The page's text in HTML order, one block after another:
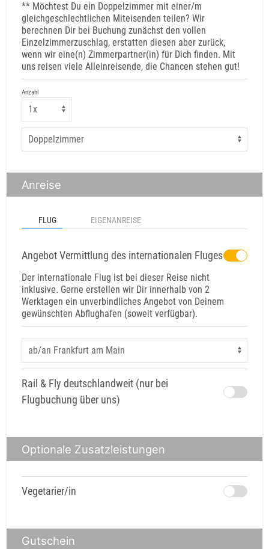
** Möchtest Du ein Doppelzimmer mit einer/m
gleichgeschlechtlichen Miteisenden teilen? Wir
berechnen Dir bei Buchung zunächst den vollen
Einzelzimmerzuschlag, erstatten diesen aber zurück,
wenn wir eine(n) Zimmerpartner(in) für Dich finden. Mit
uns reisen viele Alleinreisende, die Chancen stehen gut!
Anzahl
Anreise
FLUG EIGENANREISE
Angebot Vermittlung des internationalen Fluges
Der internationale Flug ist bei dieser Reise nicht
inklusive. Gerne erstellen wir Dir innerhalb von 2
Werktagen ein unverbindliches Angebot von Deinem
gewünschten Abflughafen (soweit verfügbar).
Rail & Fly deutschlandweit (nur bei
Flugbuchung über uns)
Optionale Zusatzleistungen
Vegetarier/in
Gutschein